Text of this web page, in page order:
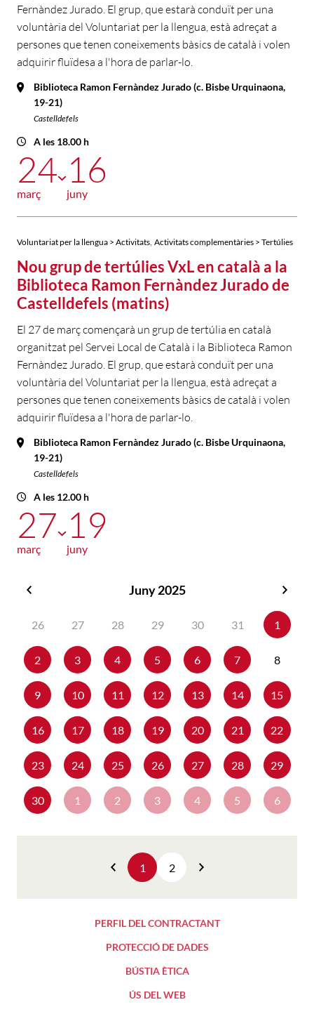
Fernàndez Jurado. El grup, que estarà conduït per una
voluntària del Voluntariat per la llengua, està adreçat a
persones que tenen coneixements bàsics de català i volen
adquirir fluïdesa a l'hora de parlar-lo.
Biblioteca Ramon Fernàndez Jurado (c. Bisbe Urquinaona,
19-21)
Castelldefels
A les 18.00 h
24
març
16
juny
Voluntariat per la llengua > Activitats Activitats complementàries > Tertúlies
Nou grup de tertúlies VxL en català a la
Biblioteca Ramon Fernàndez Jurado de
Castelldefels (matins)
El 27 de març començarà un grup de tertúlia en català
organitzat pel Servei Local de Català i la Biblioteca Ramon
Fernàndez Jurado. El grup, que estarà conduït per una
voluntària del Voluntariat per la llengua, està adreçat a
persones que tenen coneixements bàsics de català i volen
adquirir fluïdesa a l'hora de parlar-lo.
Biblioteca Ramon Fernàndez Jurado (c. Bisbe Urquinaona,
19-21)
Castelldefels
A les 12.00 h
27
març
19
juny
Juny 2025
26
27 28 29 30 31 1
2 3 4 5 6 7 8
9 10 11 12 13 14 15
16 17 18 19 20 21 22
23 24 25 26 27 28 29
30 1 2 3 4 5 6
Anterior
1 2
PERFIL DEL CONTRACTANT
PROTECCIÓ DE DADES
BÚSTIA ÈTICA
ÚS DEL WEB